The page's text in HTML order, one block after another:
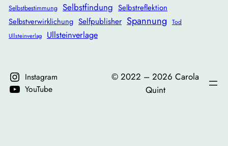
Selbstbestimmung Selbstfindung Selbstreflektion
Selbstverwirklichung Selfpublisher Spannung Tod
Ullsteinverlag Ullsteinverlage
Instagram
YouTube
©️ 2022 – 2026 Carola
Quint